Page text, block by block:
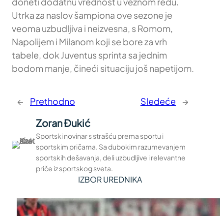
Utrka za naslov šampiona ove sezone je
veoma uzbudljiva i neizvesna, s Romom,
Napolijem i Milanom koji se bore za vrh
tabele, dok Juventus sprinta sa jednim
bodom manje, čineći situaciju još napetijom.
← Prethodno Sledeće →
Zoran Đukić
Sportski novinar s strašću prema sportu i
sportskim pričama. Sa dubokim razumevanjem
sportskih dešavanja, deli uzbudljive i relevantne
priče iz sportskog sveta.
IZBOR UREDNIKA